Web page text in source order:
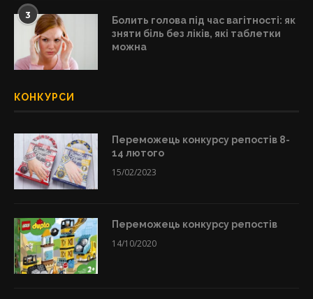
3
Болить голова під час вагітності: як
зняти біль без ліків, які таблетки
можна
КОНКУРСИ
Переможець конкурсу репостів 8-
14 лютого
15/02/2023
Переможець конкурсу репостів
14/10/2020